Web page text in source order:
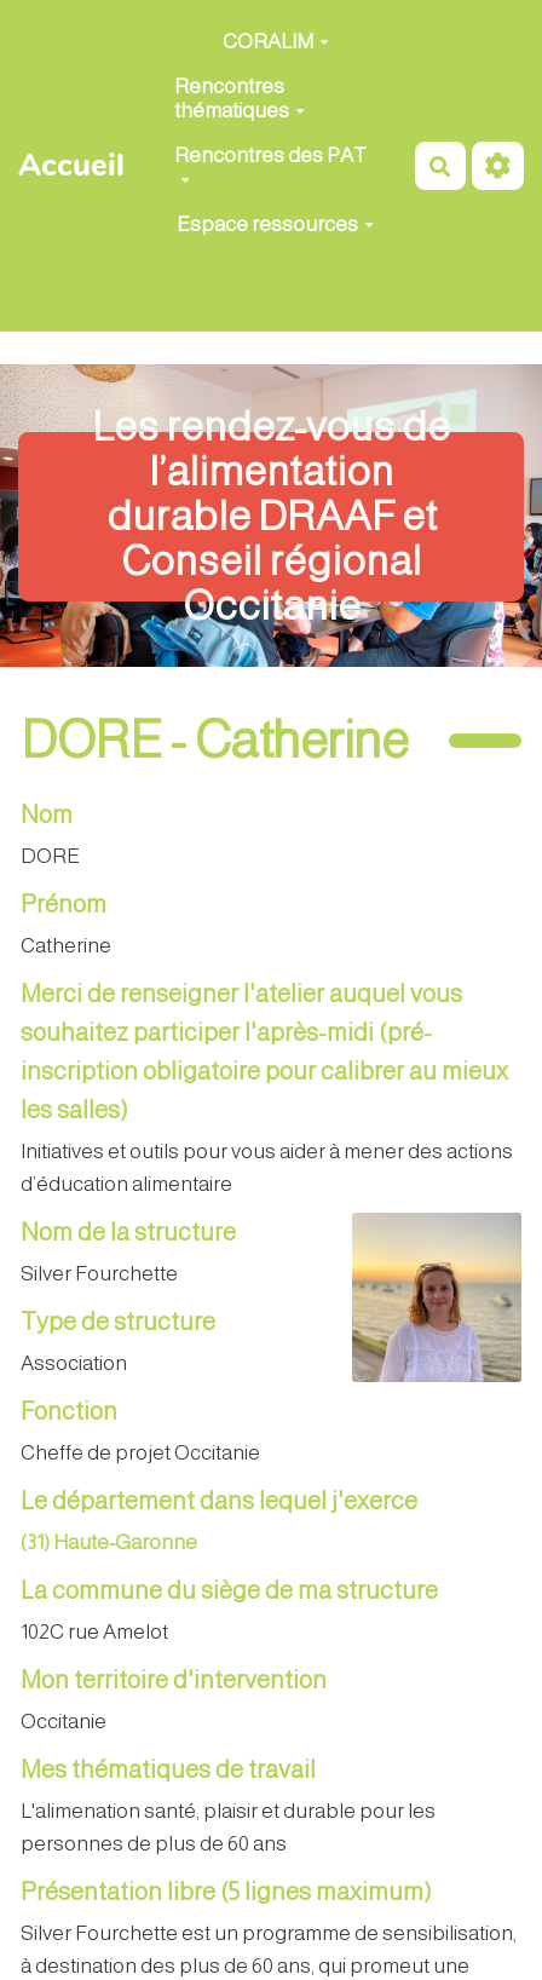
Aller au contenu principal
Accueil
CORALIM
Rencontres
thématiques
Rencontres des PAT
Espace ressources
Les rendez-vous de
l’alimentation
durable DRAAF et
Conseil régional
Occitanie
DORE - Catherine
Nom
DORE
Prénom
Catherine
Merci de renseigner l'atelier auquel vous
souhaitez participer l'après-midi (pré-
inscription obligatoire pour calibrer au mieux
les salles)
Initiatives et outils pour vous aider à mener des actions
d’éducation alimentaire
Nom de la structure
Silver Fourchette
Type de structure
Association
Fonction
Cheffe de projet Occitanie
Le département dans lequel j'exerce
(31) Haute-Garonne
La commune du siège de ma structure
102C rue Amelot
Mon territoire d'intervention
Occitanie
Mes thématiques de travail
L'alimenation santé, plaisir et durable pour les
personnes de plus de 60 ans
Présentation libre (5 lignes maximum)
Silver Fourchette est un programme de sensibilisation,
à destination des plus de 60 ans, qui promeut une